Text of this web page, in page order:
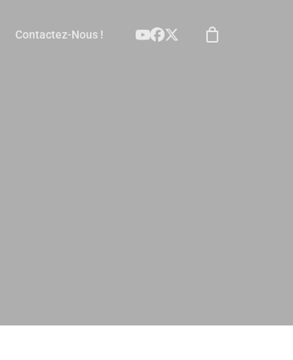
Contactez-Nous ! Youtube
Facebook
X
Twitter